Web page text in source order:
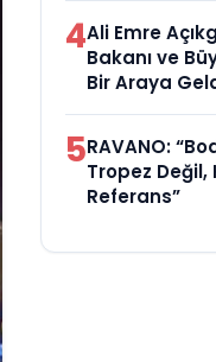
4Ali Emre
Bakanı ve
Bir Araya
5RAVANO:
Tropez Değil,
Referans”